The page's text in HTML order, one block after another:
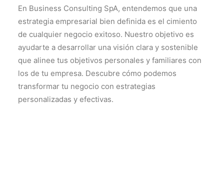
En Business Consulting SpA, entendemos que una
estrategia empresarial bien definida es el cimiento
de cualquier negocio exitoso. Nuestro objetivo es
ayudarte a desarrollar una visión clara y sostenible
que alinee tus objetivos personales y familiares con
los de tu empresa. Descubre cómo podemos
transformar tu negocio con estrategias
personalizadas y efectivas.